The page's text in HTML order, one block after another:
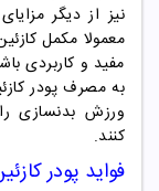
نیز از دیگر
معمولا مکمل
مفید و کاربردی
به مصرف پودر
ورزش بدنسازی
کنند.
فواید پودر